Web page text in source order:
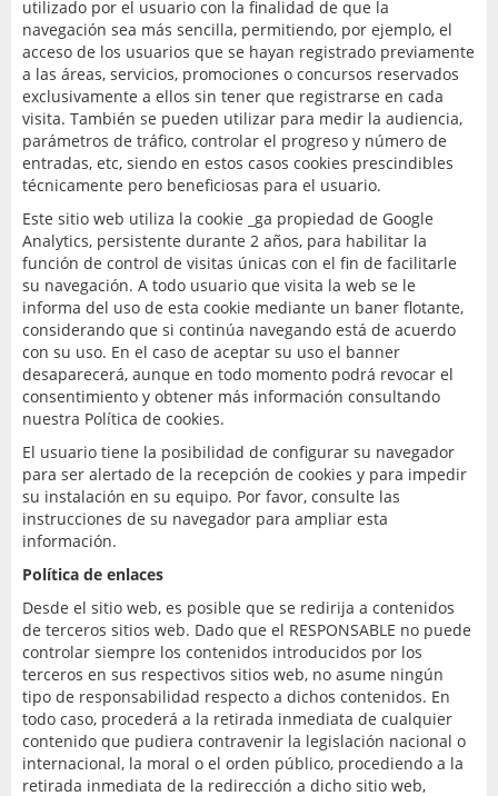
utilizado por el usuario con la finalidad de que la
navegación sea más sencilla, permitiendo, por ejemplo, el
acceso de los usuarios que se hayan registrado previamente
a las áreas, servicios, promociones o concursos reservados
exclusivamente a ellos sin tener que registrarse en cada
visita. También se pueden utilizar para medir la audiencia,
parámetros de tráfico, controlar el progreso y número de
entradas, etc, siendo en estos casos cookies prescindibles
técnicamente pero beneficiosas para el usuario.
Este sitio web utiliza la cookie _ga propiedad de Google
Analytics, persistente durante 2 años, para habilitar la
función de control de visitas únicas con el fin de facilitarle
su navegación. A todo usuario que visita la web se le
informa del uso de esta cookie mediante un baner flotante,
considerando que si continúa navegando está de acuerdo
con su uso. En el caso de aceptar su uso el banner
desaparecerá, aunque en todo momento podrá revocar el
consentimiento y obtener más información consultando
nuestra Política de cookies.
El usuario tiene la posibilidad de configurar su navegador
para ser alertado de la recepción de cookies y para impedir
su instalación en su equipo. Por favor, consulte las
instrucciones de su navegador para ampliar esta
información.
Política de enlaces
Desde el sitio web, es posible que se redirija a contenidos
de terceros sitios web. Dado que el RESPONSABLE no puede
controlar siempre los contenidos introducidos por los
terceros en sus respectivos sitios web, no asume ningún
tipo de responsabilidad respecto a dichos contenidos. En
todo caso, procederá a la retirada inmediata de cualquier
contenido que pudiera contravenir la legislación nacional o
internacional, la moral o el orden público, procediendo a la
retirada inmediata de la redirección a dicho sitio web,